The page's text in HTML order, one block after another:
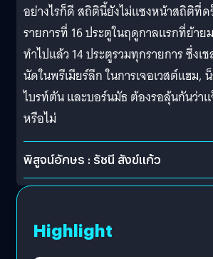
อย่างไรก็ดี สถิตินี้ยังไม่แซงหน้าสถิติที่
รายการที่ 16 ประตูในฤดูกาลแรกที่ย้า
ทำไปแล้ว 14 ประตูรวมทุกรายการ ซึ่งเ
นัดในพรีเมียร์ลีก ในการเจอเวสต์แฮม,
ไบรท์ตัน และบอร์นมัธ ต้องรอลุ้นกันว่า
หรือไม่
พิสูจน์อักษร : รัชนี สังข์แก้ว
Highlight